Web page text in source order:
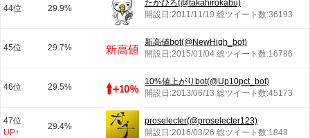
44位 29.9%
たかひろ(@takahirokabu)
開設日:2011/11/19 総ツイート数:36193
45位 29.7%
新高値bot(@NewHigh_bot)
開設日:2015/01/04 総ツイート数:16786
46位 29.5%
10%値上がりbot(@Up10pct_bot)
開設日:2013/06/13 総ツイート数:45173
47位
UP↑
29.4%
proselecter(@proselecter123)
開設日:2016/03/26 総ツイート数:1848